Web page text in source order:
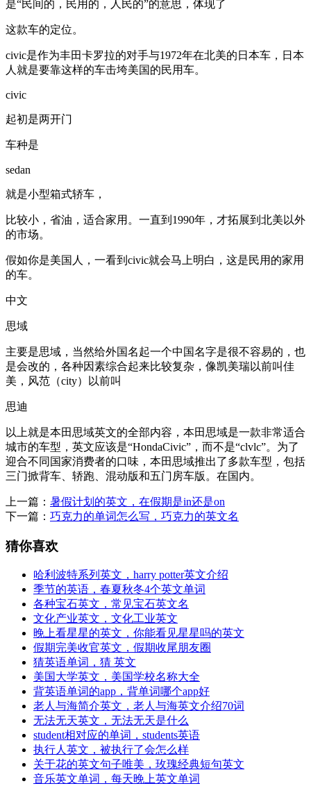
是“民间的，民用的，人民的”的意思，体现了
这款车的定位。
civic是作为丰田卡罗拉的对手与1972年在北美的日本车，日本
人就是要靠这样的车击垮美国的民用车。
civic
起初是两开门
车种是
sedan
就是小型箱式轿车，
比较小，省油，适合家用。一直到1990年，才拓展到北美以外
的市场。
假如你是美国人，一看到civic就会马上明白，这是民用的家用
的车。
中文
思域
主要是思域，当然给外国名起一个中国名字是很不容易的，也
是会改的，各种因素综合起来比较复杂，像凯美瑞以前叫佳
美，风范（city）以前叫
思迪
以上就是本田思域英文的全部内容，本田思域是一款非常适合
城市的车型，英文应该是“HondaCivic”，而不是“clvlc”。为了
迎合不同国家消费者的口味，本田思域推出了多款车型，包括
三门掀背车、轿跑、混动版和五门房车版。在国内。
上一篇： 暑假计划的英文，在假期是in还是on
下一篇： 巧克力的单词怎么写，巧克力的英文名
猜你喜欢
哈利波特系列英文，harry potter英文介绍
季节的英语，春夏秋冬4个英文单词
各种宝石英文，常见宝石英文名
文化产业英文，文化工业英文
晚上看星星的英文，你能看见星星吗的英文
假期完美收官英文，假期收尾朋友圈
猜英语单词，猜 英文
美国大学英文，美国学校名称大全
背英语单词的app，背单词哪个app好
老人与海简介英文，老人与海英文介绍70词
无法无天英文，无法无天是什么
student相对应的单词，students英语
执行人英文，被执行了会怎么样
关于花的英文句子唯美，玫瑰经典短句英文
音乐英文单词，每天晚上英文单词